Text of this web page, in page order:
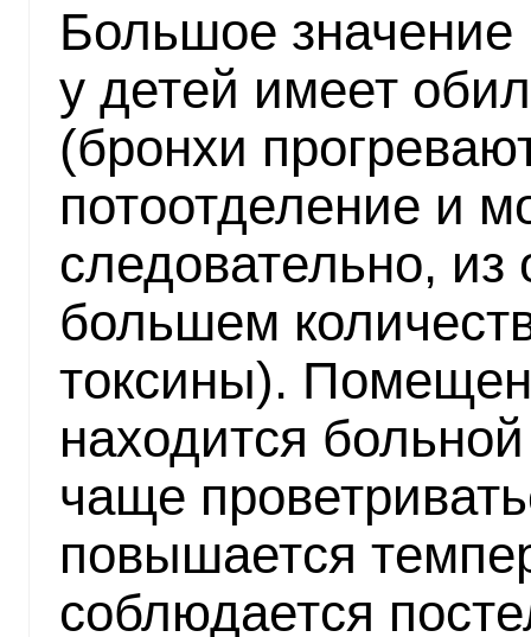
Большое значение
у детей имеет
(бронхи
потоотделение и
следовательно, из
большем
токсины).
находится
чаще
повышается
соблюдается